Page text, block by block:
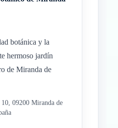
botánica y la
hermoso jardín
de Miranda de
09200 Miranda de